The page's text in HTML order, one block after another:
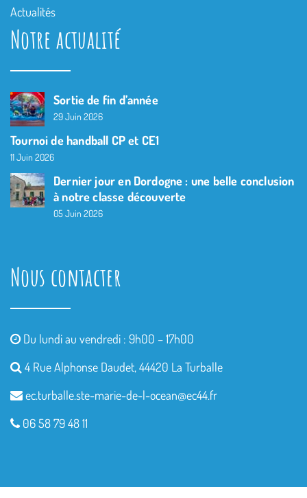
Actualités
Notre actualité
Sortie de fin d’année
29 Juin 2026
Tournoi de handball CP et CE1
11 Juin 2026
Dernier jour en Dordogne : une belle conclusion
à notre classe découverte
05 Juin 2026
Nous contacter
Du lundi au vendredi : 9h00 – 17h00
4 Rue Alphonse Daudet, 44420 La Turballe
ec.turballe.ste-marie-de-l-ocean@ec44.fr
06 58 79 48 11